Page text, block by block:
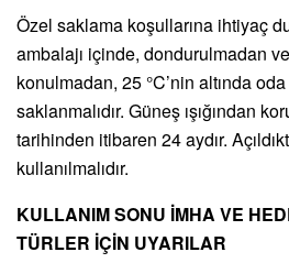
Özel saklama koşullarına ihtiyaç
ambalajı içinde, dondurulmadan
konulmadan, 25 °C’nin altında oda
saklanmalıdır. Güneş ışığından
tarihinden itibaren 24 aydır.
kullanılmalıdır.
KULLANIM SONU İMHA VE
TÜRLER İÇİN UYARILAR